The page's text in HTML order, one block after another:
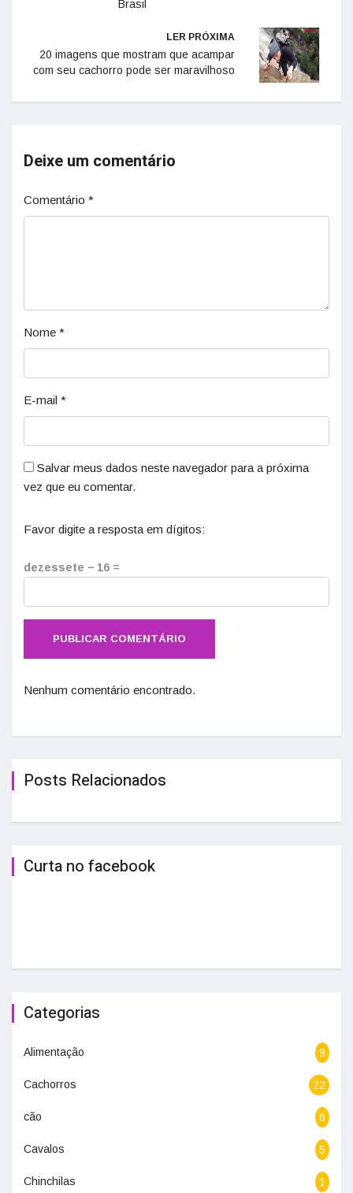
Brasil
LER PRÓXIMA
20 imagens que mostram que acampar
com seu cachorro pode ser maravilhoso
Deixe um comentário
Comentário *
Nome *
E-mail *
Salvar meus dados neste navegador para a próxima
vez que eu comentar.
Favor digite a resposta em dígitos:
dezessete − 16 =
Nenhum comentário encontrado.
Posts Relacionados
Curta no facebook
Categorias
Alimentação 9
Cachorros 22
cão 6
Cavalos 5
Chinchilas 1